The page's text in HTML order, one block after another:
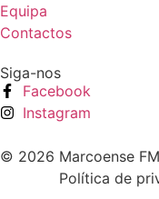
Equipa
Contactos
Siga-nos
Facebook
Instagram
© 2026 Marcoense
Política de